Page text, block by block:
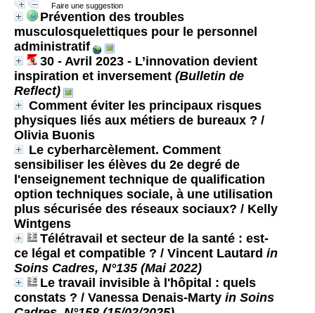
Faire une suggestion
Prévention des troubles
musculosquelettiques pour le personnel
administratif
30 - Avril 2023 - L’innovation devient
inspiration et inversement (Bulletin de
Reflect)
Comment éviter les principaux risques
physiques liés aux métiers de bureaux ? /
Olivia Buonis
Le cyberharcèlement. Comment
sensibiliser les élèves du 2e degré de
l'enseignement technique de qualification
option techniques sociale, à une utilisation
plus sécurisée des réseaux sociaux? / Kelly
Wintgens
Télétravail et secteur de la santé : est-
ce légal et compatible ? / Vincent Lautard in
Soins Cadres, N°135 (Mai 2022)
Le travail invisible à l'hôpital : quels
constats ? / Vanessa Denais-Marty in Soins